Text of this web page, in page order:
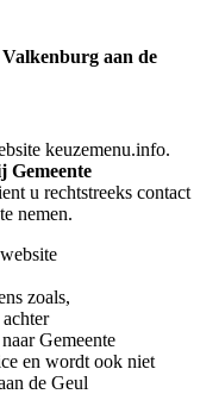
aan de
keuzemenu.info.
Gemeente
u rechtstreeks contact
nemen.
zoals,
Gemeente
en wordt ook niet
de Geul